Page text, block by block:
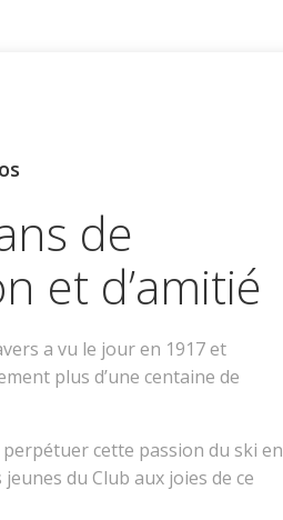
de
et d’amitié
a vu le jour en 1917 et
plus d’une centaine de
cette passion du ski en
du Club aux joies de ce